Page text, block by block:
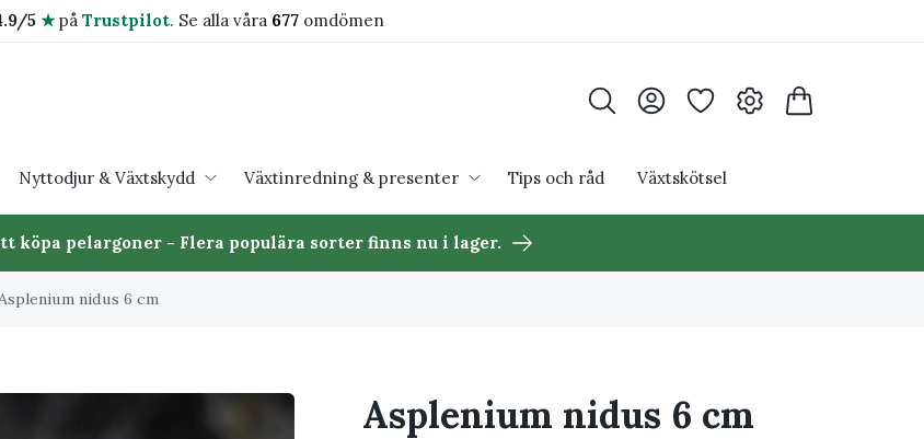
5 ★på Trustpilot. Se alla våra 677omdömen
Nyttodjur & Växtskydd Växtinredning & presenter Tips och råd Växtskötsel
köpa pelargoner - Flera populära sorter finns nu i lager.
nidus 6 cm
Asplenium nidus 6 cm